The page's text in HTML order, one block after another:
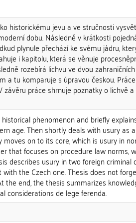
historickému jevu a ve stručnosti
dobu. Následně v krátkosti
plynule přechází ke svému jádru,
i kapitolu, která se věnuje
rozebírá lichvu ve dvou
a tu komparuje s úpravou českou.
závěru práce shrnuje poznatky o lichvě
phenomenon and briefly
age. Then shortly deals with usury as
on to its core, which is usury in
that focuses on procedure law norms,
describes usury in two foreign criminal
the Czech one. Thesis does not
the end, the thesis summarizes
considerations de lege ferenda.